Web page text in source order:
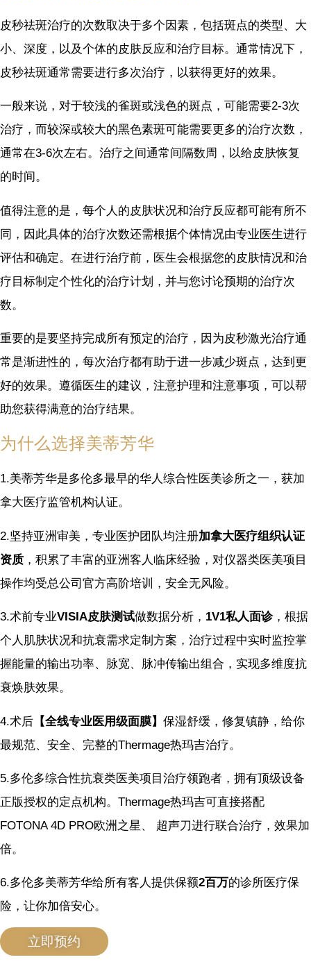
皮秒祛斑治疗的次数取决于多个因素，包括斑点的类型、大
小、深度，以及个体的皮肤反应和治疗目标。通常情况下，
皮秒祛斑通常需要进行多次治疗，以获得更好的效果。
一般来说，对于较浅的雀斑或浅色的斑点，可能需要2-3次
治疗，而较深或较大的黑色素斑可能需要更多的治疗次数，
通常在3-6次左右。治疗之间通常间隔数周，以给皮肤恢复
的时间。
值得注意的是，每个人的皮肤状况和治疗反应都可能有所不
同，因此具体的治疗次数还需根据个体情况由专业医生进行
评估和确定。在进行治疗前，医生会根据您的皮肤情况和治
疗目标制定个性化的治疗计划，并与您讨论预期的治疗次
数。
重要的是要坚持完成所有预定的治疗，因为皮秒激光治疗通
常是渐进性的，每次治疗都有助于进一步减少斑点，达到更
好的效果。遵循医生的建议，注意护理和注意事项，可以帮
助您获得满意的治疗结果。
为什么选择美蒂芳华
1.美蒂芳华是多伦多最早的华人综合性医美诊所之一，获加
拿大医疗监管机构认证。
2.坚持亚洲审美，专业医护团队均注册加拿大医疗组织认证
资质 ，积累了丰富的亚洲客人临床经验，对仪器类医美项目
操作均受总公司官方高阶培训，安全无风险。
3.术前专业VISIA皮肤测试做数据分析， 1V1私人面诊，根据
个人肌肤状况和抗衰需求定制方案，治疗过程中实时监控掌
握能量的输出功率、脉宽、脉冲传输出组合，实现多维度抗
衰焕肤效果。
4.术后 【全线专业医用级面膜】 保湿舒缓，修复镇静，给你
最规范、安全、完整的Thermage热玛吉治疗。
5.多伦多综合性抗衰类医美项目治疗领跑者，拥有顶级设备
正版授权的定点机构。Thermage热玛吉可直接搭配
FOTONA 4D PRO欧洲之星、 超声刀进行联合治疗，效果加
倍。
6.多伦多美蒂芳华给所有客人提供保额2百万的诊所医疗保
险，让你加倍安心。
立即预约